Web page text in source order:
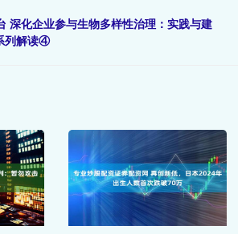
深化企业参与生物多样性治理：实践与建
列解读④